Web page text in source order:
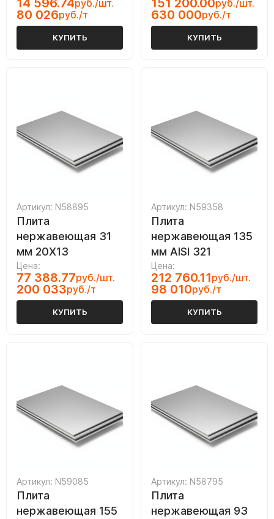
14 596.74руб./шт.
80 026руб./т
КУПИТЬ
151 200.00руб./шт.
630 000руб./т
КУПИТЬ
Артикул: N58895
Плита
нержавеющая 31
мм 20Х13
Цена:
77 388.77руб./шт.
200 033руб./т
КУПИТЬ
Артикул: N59358
Плита
нержавеющая 135
мм AISI 321
Цена:
212 760.11руб./шт.
98 010руб./т
КУПИТЬ
Артикул: N59085
Плита
нержавеющая 155
Артикул: N58795
Плита
нержавеющая 93